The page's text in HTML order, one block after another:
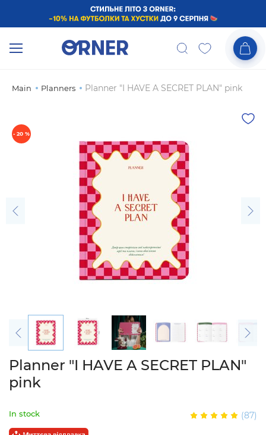
Main Planners Planner "I HAVE A SECRET PLAN" pink
- 20 %
Planner "I HAVE A SECRET PLAN"
pink
In stock (87)